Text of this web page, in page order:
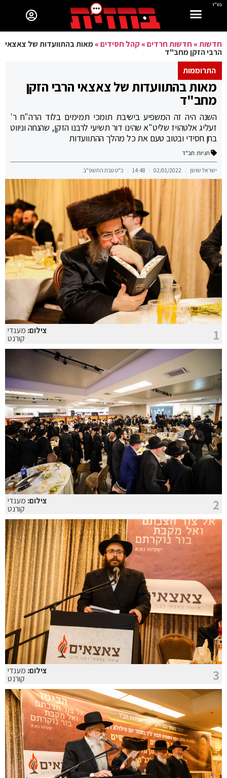
בס"ד
חדשות» חדשות חרדים» קהל חסידים»מאות בהתוועדות של צאצאי
הרבי הזקן מחב"ד
התרוממות
מאות בהתוועדות של צאצאי הרבי הזקן
מחב"ד
השנה היה זה המשפיע בישיבת תומכי תמימים בלוד הרה"ח ר'
זעליג אלטהויז שליט"א שהינו דור תשיעי לרבנו הזקן, שהנחה וניווט
בחן חסידי ובטוב טעם את כל מהלך ההתוועדות
תגיות: חב"ד
ישראל שושן 02/01/2022
14:48 כ"ט טבת התשפ"ב
1 צילום: מענדי
קורנט
2 צילום: מענדי
קורנט
3 צילום: מענדי
קורנט